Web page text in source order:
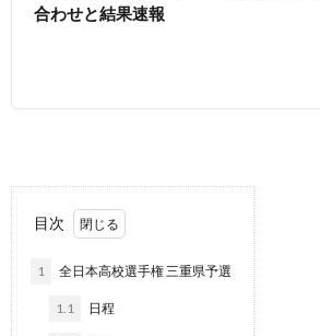
合わせと結果速報
目次
1 全日本高校選手権 三重県予選
1.1 日程